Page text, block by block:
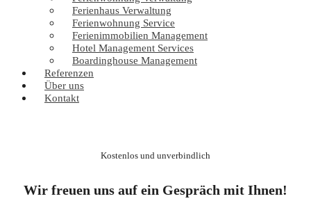
Ferienhaus Verwaltung
Ferienwohnung Service
Ferienimmobilien Management
Hotel Management Services
Boardinghouse Management
Referenzen
Über uns
Kontakt
Kostenlos und unverbindlich
Wir freuen uns auf ein Gespräch mit Ihnen!